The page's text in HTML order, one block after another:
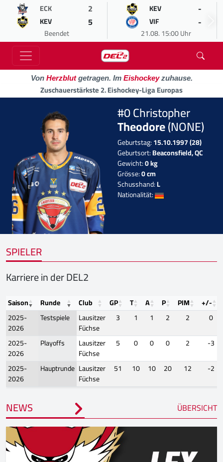
ECK 2
KEV 5
Beendet
KEV -
VIF -
21.08. 15:00 Uhr
Von Herzblutgetragen. Im Eishockeyzuhause.
Zuschauerstärkste 2. Eishockey-Liga Europas
#0 Christopher
Theodore(NONE)
Geburtstag:15.10.1997 (28)
Geburtsort:Beaconsfield, QC
Gewicht:0 kg
Grösse:0 cm
Schusshand:L
Nationalität:
SPIELER
Karriere in der DEL2
Saison Runde Club GP T A P PIM
+/-
2025-
2026
Testspiele
Lausitzer
Füchse
3 1 1 2 2
0
2025-
2026
Playoffs
Lausitzer
Füchse
5 0 0 0 2
-3
2025-
2026
Hauptrunde Lausitzer
Füchse
51 10 10 20 12 -2
NEWS ÜBERSICHT